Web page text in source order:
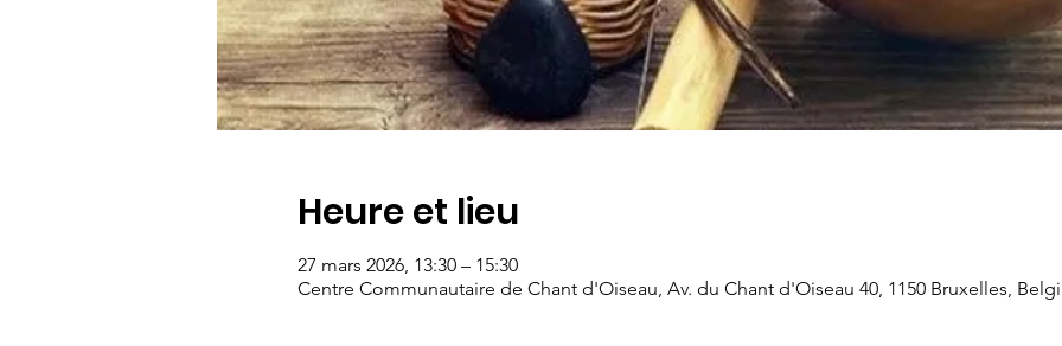
Heure et lieu
27 mars 2026, 13:30 – 15:30
Centre Communautaire de Chant d'Oiseau, Av. du Chant d'Oiseau 40, 1150 Bruxelles,